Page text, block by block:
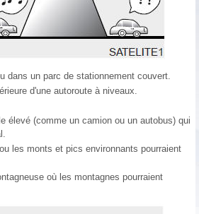
dans un parc de stationnement couvert.
d'une autoroute à niveaux.
élevé (comme un camion ou un autobus) qui
les monts et pics environnants pourraient
où les montagnes pourraient